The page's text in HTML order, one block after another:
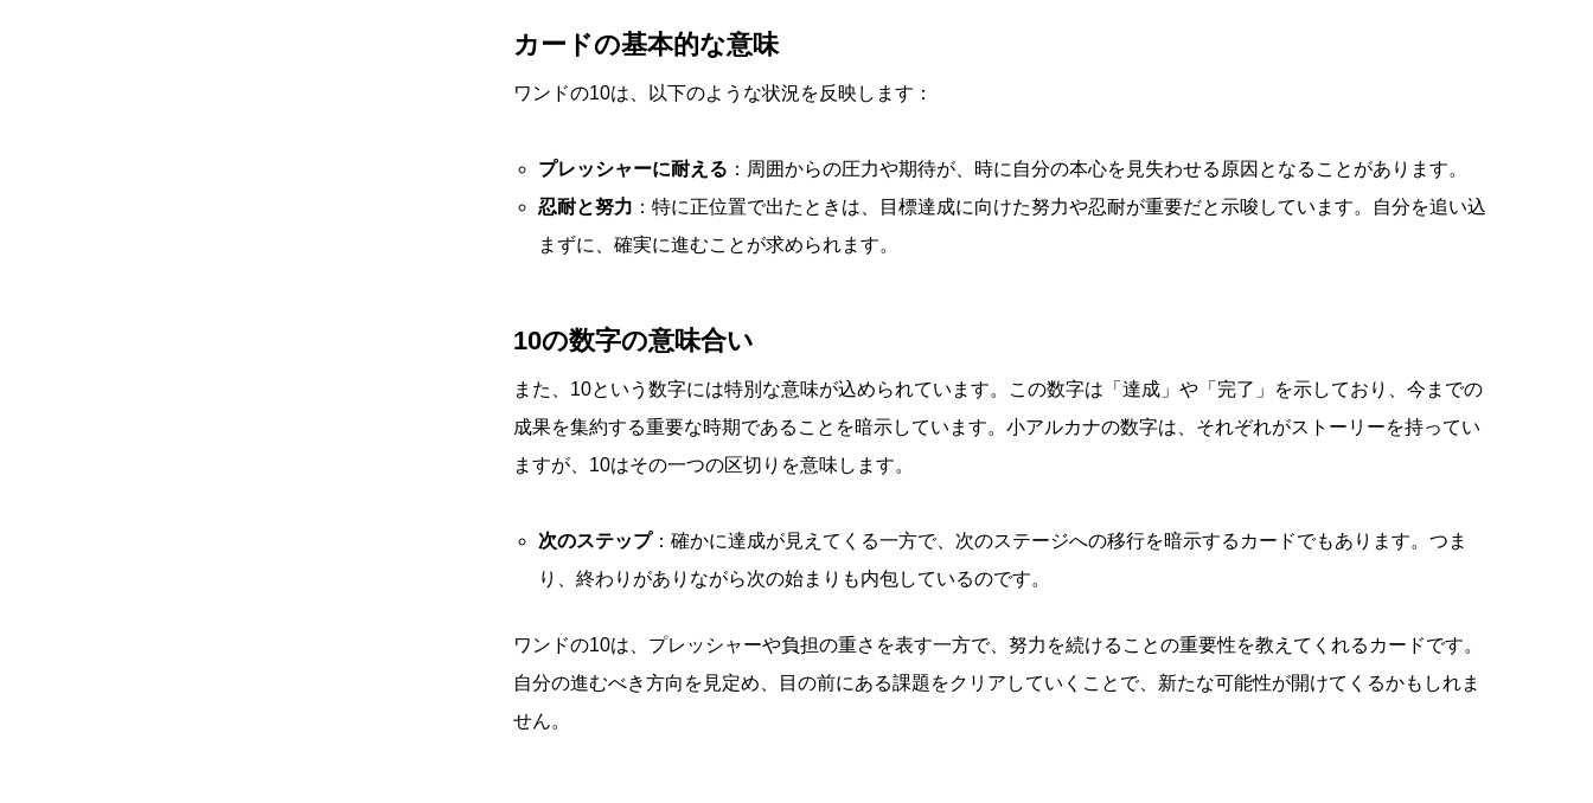
カードの基本的な意味
ワンドの10は、以下のような状況を反映します：
プレッシャーに耐える ：周囲からの圧力や期待が、時に自分の本心を見失わせる原因となることがあります。
忍耐と努力 ：特に正位置で出たときは、目標達成に向けた努力や忍耐が重要だと示唆しています。自分を追い込
まずに、確実に進むことが求められます。
10の数字の意味合い
また、10という数字には特別な意味が込められています。この数字は「達成」や「完了」を示しており、今までの
成果を集約する重要な時期であることを暗示しています。小アルカナの数字は、それぞれがストーリーを持ってい
ますが、10はその一つの区切りを意味します。
次のステップ：確かに達成が見えてくる一方で、次のステージへの移行を暗示するカードでもあります。つま
り、終わりがありながら次の始まりも内包しているのです。
ワンドの10は、プレッシャーや負担の重さを表す一方で、努力を続けることの重要性を教えてくれるカードです。
自分の進むべき方向を見定め、目の前にある課題をクリアしていくことで、新たな可能性が開けてくるかもしれま
せん。